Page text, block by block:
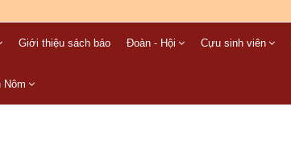
Giới thiệu sách báo Đoàn - Hội Cựu sinh viên
Nôm